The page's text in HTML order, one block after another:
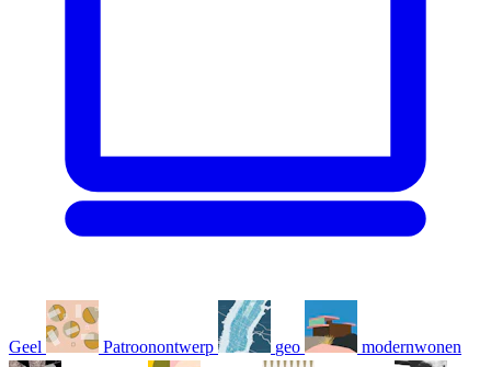
Geel Patroonontwerp geo modernwonen